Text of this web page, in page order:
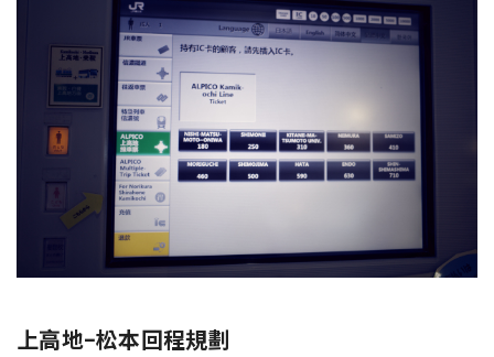
上高地-松本回程規劃